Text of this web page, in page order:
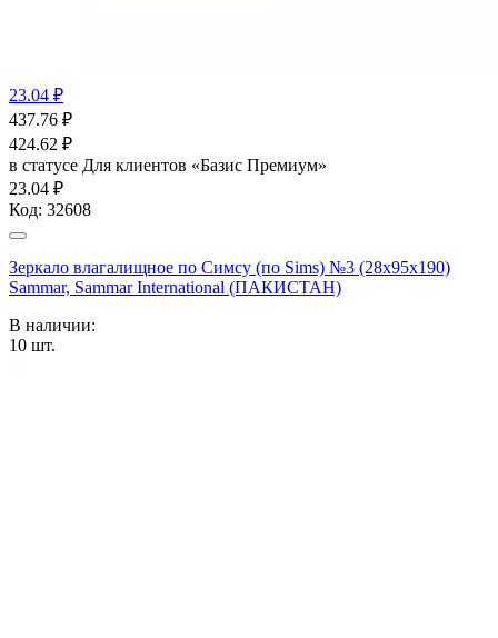
23.04 ₽
437.76 ₽
424.62 ₽
в статусе Для клиентов «Базис Премиум»
23.04 ₽
Код: 32608
Зеркало влагалищное по Симсу (по Sims) №3 (28х95х190)
Sammar, Sammar International (ПАКИСТАН)
В наличии:
10 шт.